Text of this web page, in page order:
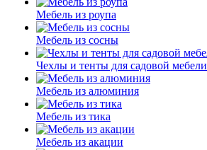
Мебель из роупа
Мебель из сосны
Чехлы и тенты для садовой мебели
Мебель из алюминия
Мебель из тика
Мебель из акации